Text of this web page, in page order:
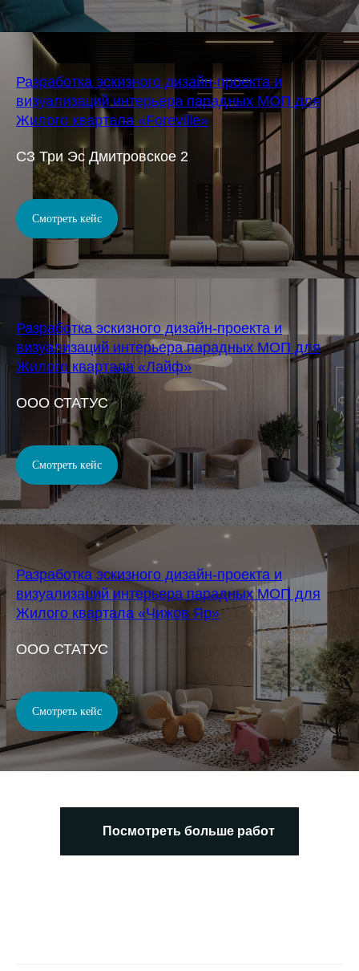
Разработка эскизного дизайн-проекта и
визуализаций интерьера парадных МОП для
Жилого квартала «Foreville»
СЗ Три Эс Дмитровское 2
Смотреть кейс
Разработка эскизного дизайн-проекта и
визуализаций интерьера парадных МОП для
Жилого квартала «Лайф»
OOO СТАТУС
Смотреть кейс
Разработка эскизного дизайн-проекта и
визуализаций интерьера парадных МОП для
Жилого квартала «Чижов Яр»
OOO СТАТУС
Смотреть кейс
Посмотреть больше работ